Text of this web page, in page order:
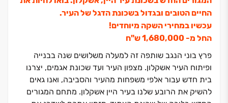
החיים הטובים ובגדול בשכונת הדגל של העיר.
עכשיו במחירי השקה מיוחדים!
החל מ‏- ‏1,680,000 ש"ח
פרץ בוני הנגב שותפה זה למעלה משלושים שנה בבנייה
ופיתוח העיר אשקלון. מצפון העיר ועד שכונת אגמים, יצרנו
בית חדש עבור אלפי משפחות מהעיר והסביבה, ואנו גאים
להשיק את הרובע שלנו בעיר היין אשקלון. מתחם המגורים